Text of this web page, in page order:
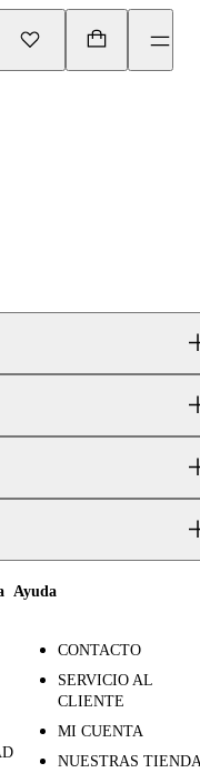
Ayuda
CONTACTO
SERVICIO AL
CLIENTE
MI CUENTA
NUESTRAS